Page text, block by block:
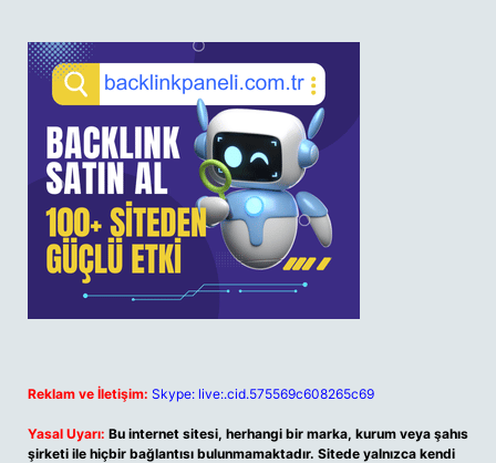
Reklam ve İletişim: Skype: live:.cid.575569c608265c69
Yasal Uyarı: Bu internet sitesi, herhangi bir marka, kurum veya şahıs
şirketi ile hiçbir bağlantısı bulunmamaktadır. Sitede yalnızca kendi